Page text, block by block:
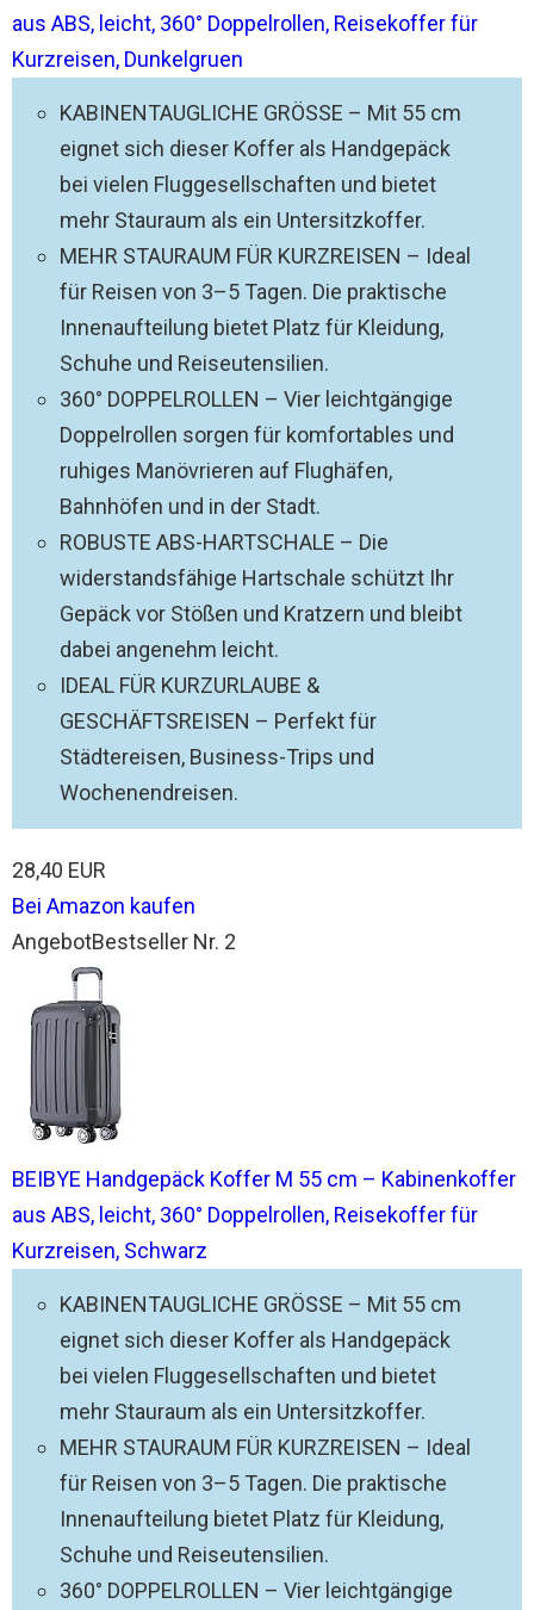
aus ABS, leicht, 360° Doppelrollen, Reisekoffer für
Kurzreisen, Dunkelgruen
KABINENTAUGLICHE GRÖSSE – Mit 55 cm
eignet sich dieser Koffer als Handgepäck
bei vielen Fluggesellschaften und bietet
mehr Stauraum als ein Untersitzkoffer.
MEHR STAURAUM FÜR KURZREISEN – Ideal
für Reisen von 3–5 Tagen. Die praktische
Innenaufteilung bietet Platz für Kleidung,
Schuhe und Reiseutensilien.
360° DOPPELROLLEN – Vier leichtgängige
Doppelrollen sorgen für komfortables und
ruhiges Manövrieren auf Flughäfen,
Bahnhöfen und in der Stadt.
ROBUSTE ABS-HARTSCHALE – Die
widerstandsfähige Hartschale schützt Ihr
Gepäck vor Stößen und Kratzern und bleibt
dabei angenehm leicht.
IDEAL FÜR KURZURLAUBE &
GESCHÄFTSREISEN – Perfekt für
Städtereisen, Business-Trips und
Wochenendreisen.
28,40 EUR
Bei Amazon kaufen
AngebotBestseller Nr. 2
BEIBYE Handgepäck Koffer M 55 cm – Kabinenkoffer
aus ABS, leicht, 360° Doppelrollen, Reisekoffer für
Kurzreisen, Schwarz
KABINENTAUGLICHE GRÖSSE – Mit 55 cm
eignet sich dieser Koffer als Handgepäck
bei vielen Fluggesellschaften und bietet
mehr Stauraum als ein Untersitzkoffer.
MEHR STAURAUM FÜR KURZREISEN – Ideal
für Reisen von 3–5 Tagen. Die praktische
Innenaufteilung bietet Platz für Kleidung,
Schuhe und Reiseutensilien.
360° DOPPELROLLEN – Vier leichtgängige